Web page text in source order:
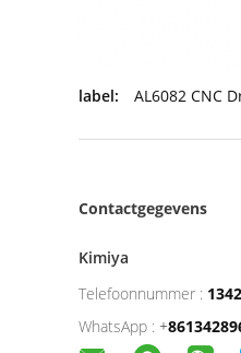
label: AL6082 CNC
Contactgegevens
Kimiya
Telefoonnummer :
WhatsApp : +